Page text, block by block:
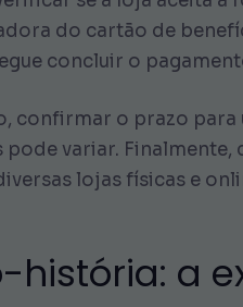
do cartão de
concluir o
confirmar o prazo
pode variar.
lojas físicas e
história: a